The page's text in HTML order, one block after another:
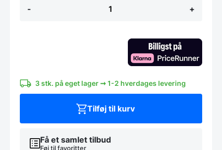
-
fra
+
3 stk. på eget lager ➞ 1-2 hverdages levering
Få et samlet tilbud
Føj til favoritter
Tilføj til kurv